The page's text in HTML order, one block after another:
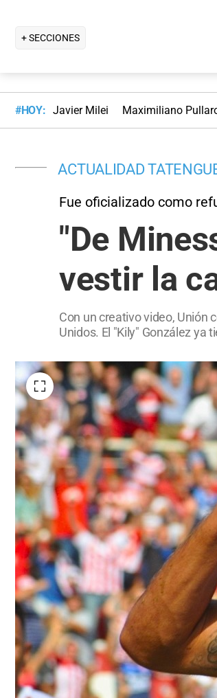
+ SECCIONES
#HOY: Javier Milei Maximiliano
ACTUALIDAD
Fue oficializado como
"De
vestir la
Con un creativo video, Unión
Unidos. El "Kily" González ya